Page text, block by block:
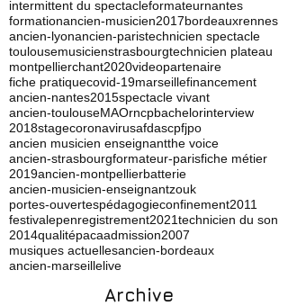
intermittent du spectacleformateurnantes
formationancien-musicien2017bordeauxrennes
ancien-lyonancien-paristechnicien spectacle
toulousemusicienstrasbourgtechnicien plateau
montpellierchant2020videopartenaire
fiche pratiquecovid-19marseillefinancement
ancien-nantes2015spectacle vivant
ancien-toulouseMAOrncpbachelorinterview
2018stagecoronavirusafdascpfjpo
ancien musicien enseignantthe voice
ancien-strasbourgformateur-parisfiche métier
2019ancien-montpellierbatterie
ancien-musicien-enseignantzouk
portes-ouvertespédagogieconfinement2011
festivalepenregistrement2021technicien du son
2014qualitépacaadmission2007
musiques actuellesancien-bordeaux
ancien-marseillelive
Archive